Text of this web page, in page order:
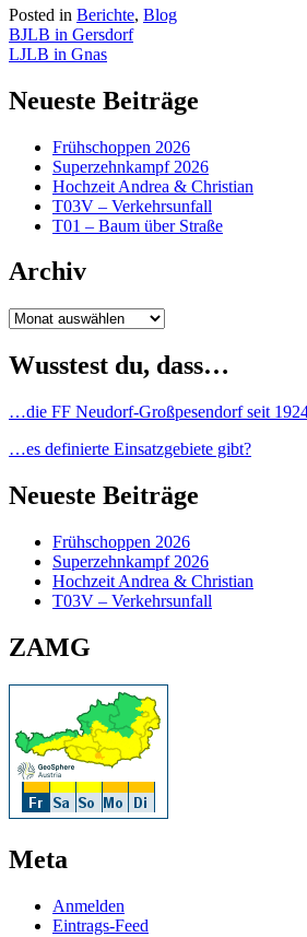
Posted in Berichte, Blog
Beitragsnavigation
BJLB in Gersdorf
LJLB in Gnas
Neueste Beiträge
Frühschoppen 2026
Superzehnkampf 2026
Hochzeit Andrea & Christian
T03V – Verkehrsunfall
T01 – Baum über Straße
Archiv
Archiv
Wusstest du, dass…
…die FF Neudorf-Großpesendorf seit
…es definierte Einsatzgebiete gibt?
Neueste Beiträge
Frühschoppen 2026
Superzehnkampf 2026
Hochzeit Andrea & Christian
T03V – Verkehrsunfall
ZAMG
Meta
Anmelden
Eintrags-Feed